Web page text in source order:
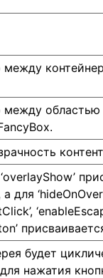
между
между
а для
будет
нажатия